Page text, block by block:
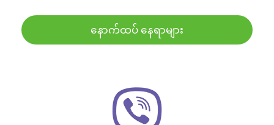
နောက်ထပ် နေရာများ